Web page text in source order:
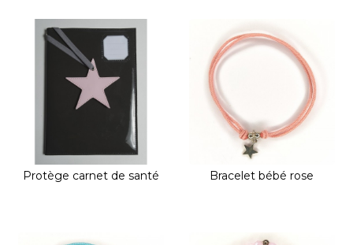
Protège carnet de santé Bracelet bébé rose